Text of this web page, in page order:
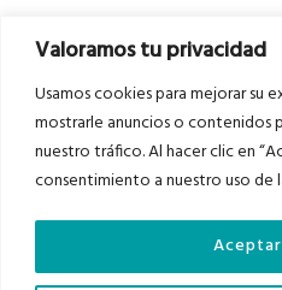
Valoramos tu privacidad
Usamos cookies para mejorar su
mostrarle anuncios o contenidos
nuestro tráfico. Al hacer clic en
consentimiento a nuestro uso de
Asociados a